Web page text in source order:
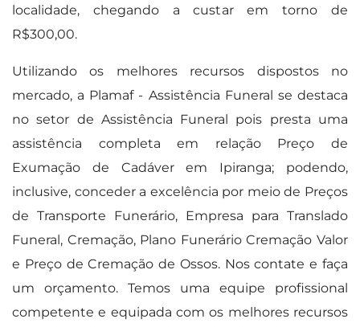
localidade, chegando a custar em torno de
R$300,00.
Utilizando os melhores recursos dispostos no
mercado, a Plamaf - Assistência Funeral se destaca
no setor de Assistência Funeral pois presta uma
assistência completa em relação Preço de
Exumação de Cadáver em Ipiranga; podendo,
inclusive, conceder a excelência por meio de Preços
de Transporte Funerário, Empresa para Translado
Funeral, Cremação, Plano Funerário Cremação Valor
e Preço de Cremação de Ossos. Nos contate e faça
um orçamento. Temos uma equipe profissional
competente e equipada com os melhores recursos